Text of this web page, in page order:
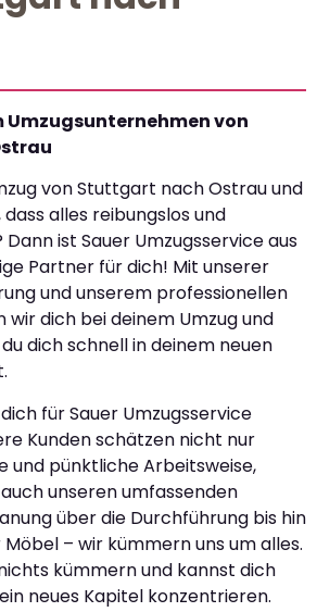
Umzugsunternehmen von
von Stuttgart nach Ostrau und
alles reibungslos und
ist Sauer Umzugsservice aus
Partner für dich! Mit unserer
und unserem professionellen
dich bei deinem Umzug und
dich schnell in deinem neuen
für Sauer Umzugsservice
Kunden schätzen nicht nur
und pünktliche Arbeitsweise,
unseren umfassenden
über die Durchführung bis hin
– wir kümmern uns um alles.
kümmern und kannst dich
neues Kapitel konzentrieren.